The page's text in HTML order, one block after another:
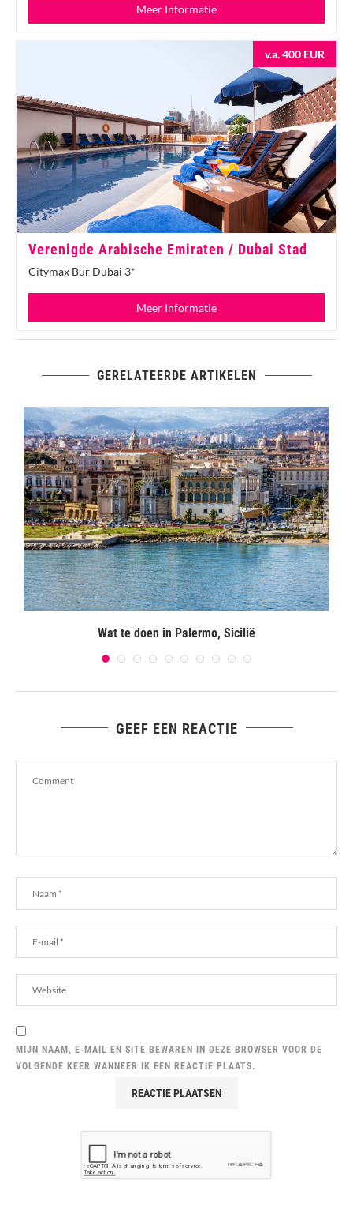
Meer Informatie
v.a. 400 EUR
Verenigde Arabische Emiraten / Dubai Stad
Citymax Bur Dubai 3*
Meer Informatie
GERELATEERDE ARTIKELEN
Wat te doen in Palermo, Sicilië
GEEF EEN REACTIE
MIJN NAAM, E-MAIL EN SITE BEWAREN IN DEZE BROWSER VOOR DE
VOLGENDE KEER WANNEER IK EEN REACTIE PLAATS.